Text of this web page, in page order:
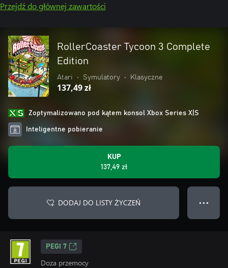
Przejdź do głównej zawartości
RollerCoaster Tycoon 3 Complete
Edition
Atari • Symulatory • Klasyczne
137,49 zł
Zoptymalizowano pod kątem konsol Xbox Series X|S
Inteligentne pobieranie
KUP
137,49 zł
DODAJ DO LISTY ŻYCZEŃ ● ● ●
PEGI 7
Doza przemocy